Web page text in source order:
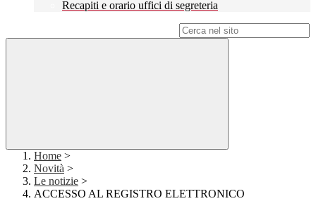
Recapiti e orario uffici di segreteria
Home >
Novità >
Le notizie >
ACCESSO AL REGISTRO ELETTRONICO